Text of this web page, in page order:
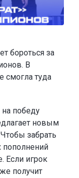
бороться за
В
смогла туда
победу
новым
забрать
пополнений
Если игрок
получит